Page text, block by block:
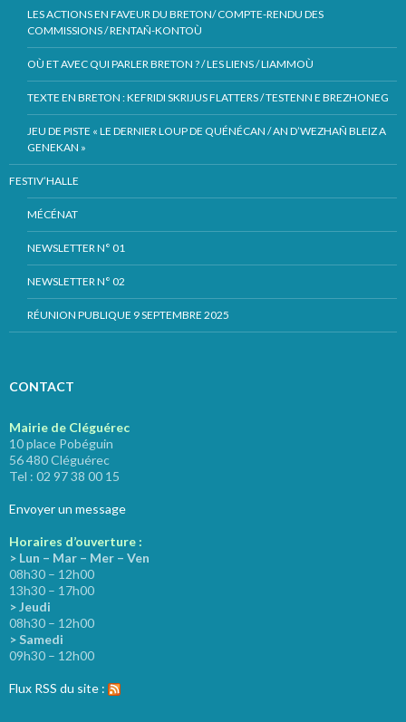
LES ACTIONS EN FAVEUR DU BRETON/ COMPTE-RENDU DES
COMMISSIONS / RENTAÑ-KONTOÙ
OÙ ET AVEC QUI PARLER BRETON ? / LES LIENS / LIAMMOÙ
TEXTE EN BRETON : KEFRIDI SKRIJUS FLATTERS / TESTENN E BREZHONEG
JEU DE PISTE « LE DERNIER LOUP DE QUÉNÉCAN / AN D’WEZHAÑ BLEIZ A
GENEKAN »
FESTIV’HALLE
MÉCÉNAT
NEWSLETTER N° 01
NEWSLETTER N° 02
RÉUNION PUBLIQUE 9 SEPTEMBRE 2025
CONTACT
Mairie de Cléguérec
10 place Pobéguin
56 480 Cléguérec
Tel : 02 97 38 00 15
Envoyer un message
Horaires d’ouverture :
> Lun – Mar – Mer – Ven
08h30 – 12h00
13h30 – 17h00
> Jeudi
08h30 – 12h00
> Samedi
09h30 – 12h00
Flux RSS du site :